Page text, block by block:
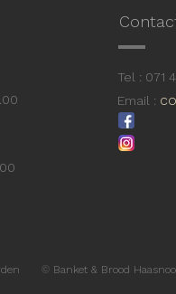
Tel : 071
Email :
© Banket & Brood